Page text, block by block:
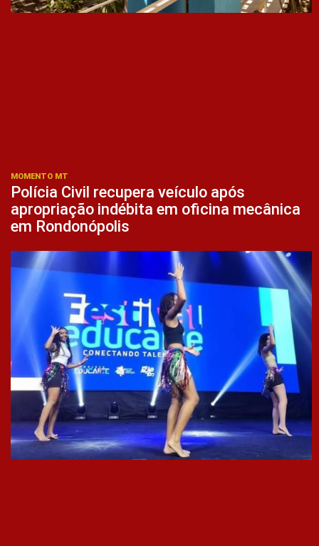
MOMENTO MT
Polícia Civil recupera veículo após
apropriação indébita em oficina mecânica
em Rondonópolis